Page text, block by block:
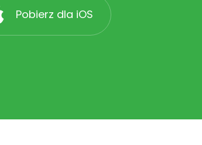
Pobierz dla iOS